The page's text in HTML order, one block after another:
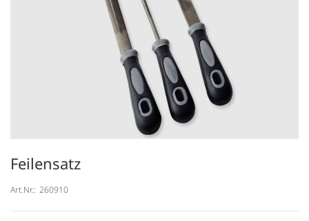
Feilensatz
Art.Nr.: 260910